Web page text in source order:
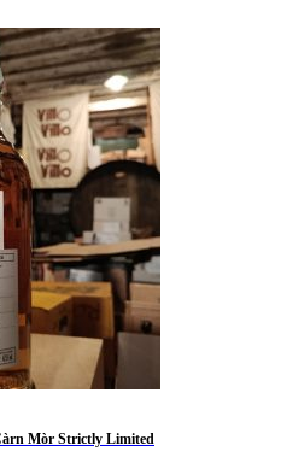
Mòr Strictly Limited